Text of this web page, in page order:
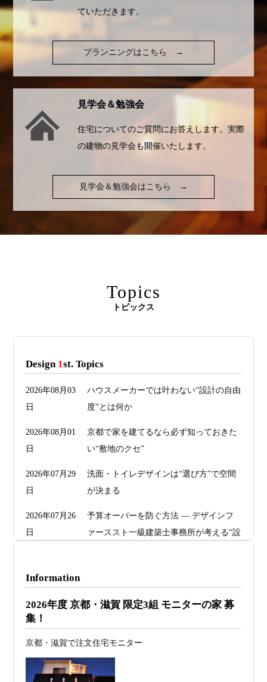
ていただきます。
プランニングはこちら →
見学会＆勉強会
住宅についてのご質問にお答えします。実際
の建物の見学会も開催いたします。
見学会＆勉強会はこちら →
Topics
トピックス
Design 1st. Topics
2026年08月03
日
ハウスメーカーでは叶わない“設計の自由
度”とは何か
2026年08月01
日
京都で家を建てるなら必ず知っておきた
い“敷地のクセ”
2026年07月29
日
洗面・トイレデザインは“選び方”で空間
が決まる
2026年07月26
日
予算オーバーを防ぐ方法 ― デザインフ
ァーススト一級建築士事務所が考える“設
2026年07月24
こそ知っておくべき“建築費が上がる理
2026年07月23
予算が限られていても“美しい家”はつく
れる 削るべき場所・残すべき場所をどう
Information
2026年度 京都・滋賀 限定3組 モニターの家 募
集！
京都・滋賀で注文住宅モニター